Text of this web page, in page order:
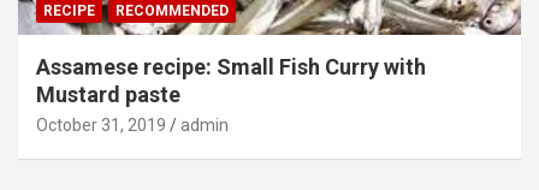
RECIPE RECOMMENDED
Assamese recipe: Small Fish Curry with
Mustard paste
October 31, 2019 admin